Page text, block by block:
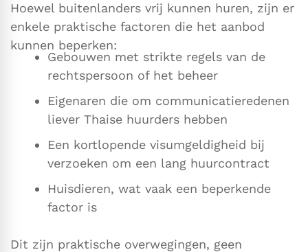
Hoewel buitenlanders vrij kunnen huren, zijn er
enkele praktische factoren die het aanbod
kunnen beperken:
Gebouwen met strikte regels van de
rechtspersoon of het beheer
Eigenaren die om communicatieredenen
liever Thaise huurders hebben
Een kortlopende visumgeldigheid bij
verzoeken om een lang huurcontract
Huisdieren, wat vaak een beperkende
factor is
Dit zijn praktische overwegingen, geen